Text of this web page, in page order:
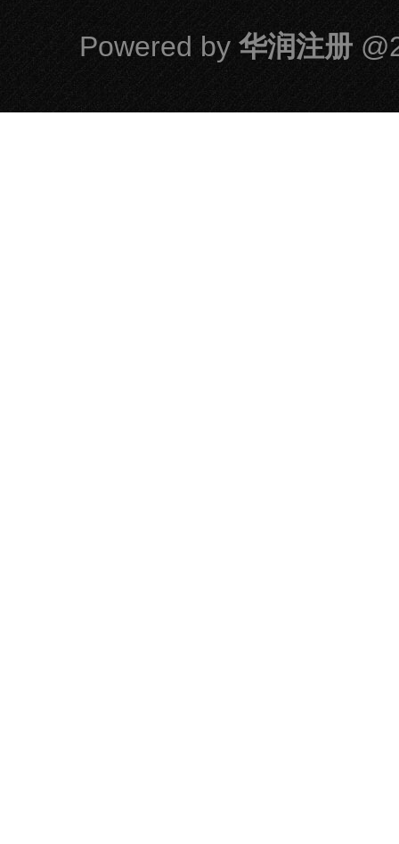
Powered by 华润注册